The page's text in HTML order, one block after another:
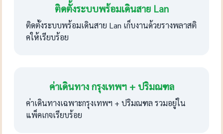
ติดตั้งระบบพร้อมเดินสาย Lan
ติดตั้งระบบพร้อมเดินสาย Lan เก็บงานด้วยรางพลาสติ
คให้เรียบร้อย
ค่าเดินทาง กรุงเทพฯ + ปริมณฑล
ค่าเดินทางเฉพาะกรุงเทพฯ + ปริมณฑล รวมอยู่ใน
แพ็คเกจเรียบร้อย